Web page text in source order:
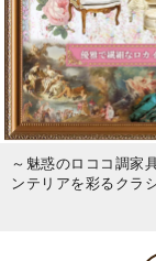
～魅惑のロココ調家
ンテリアを彩るクラ